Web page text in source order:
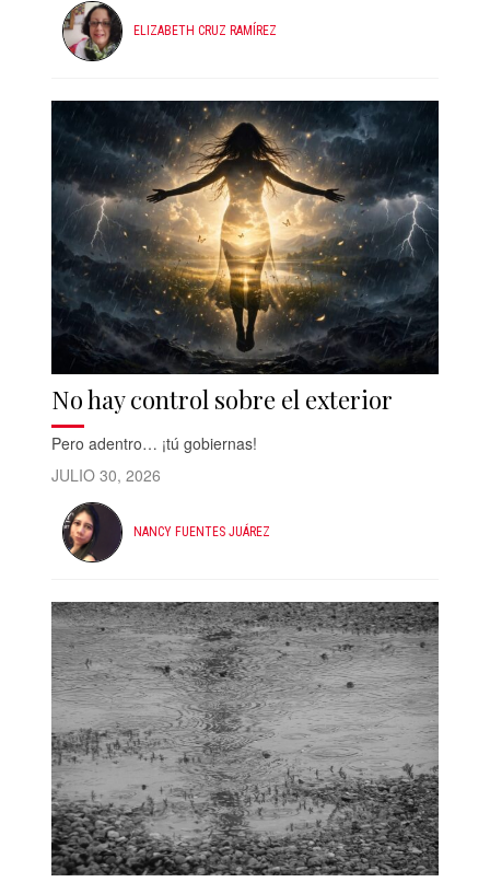
ELIZABETH CRUZ RAMÍREZ
No hay control sobre el exterior
Pero adentro… ¡tú gobiernas!
JULIO 30, 2026
NANCY FUENTES JUÁREZ